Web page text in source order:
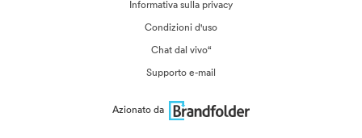
Informativa sulla privacy
Condizioni d'uso
Chat dal vivo“
Supporto e-mail
Azionato da